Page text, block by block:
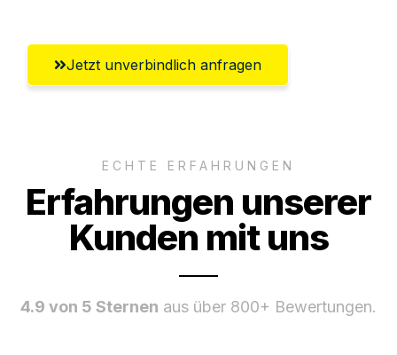
Jetzt unverbindlich anfragen
ECHTE ERFAHRUNGEN
Erfahrungen unserer
Kunden mit uns
4.9 von 5 Sternen aus über 800+ Bewertungen.